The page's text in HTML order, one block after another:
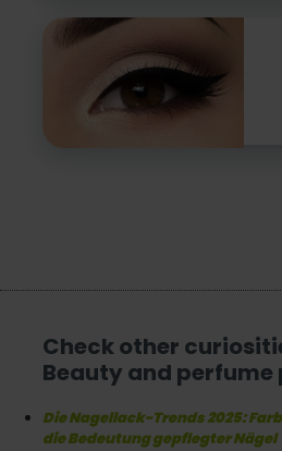
Check other
Beauty and
Die Nagellack-Trends 2025:
die Bedeutung gepflegter Nägel